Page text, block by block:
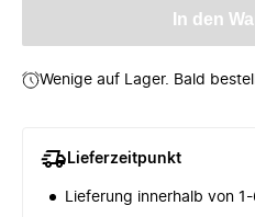
In den
Wenige auf Lager. Bald
Lieferzeitpunkt
Lieferung innerhalb von